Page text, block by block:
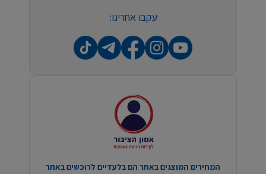
עקבו אחרינו:
המחירים המוצגים באתר הם בלעדיים לרוכשים באתר